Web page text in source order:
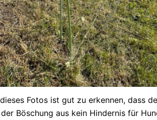
Fotos ist gut zu erkennen, dass
Böschung aus kein Hindernis für